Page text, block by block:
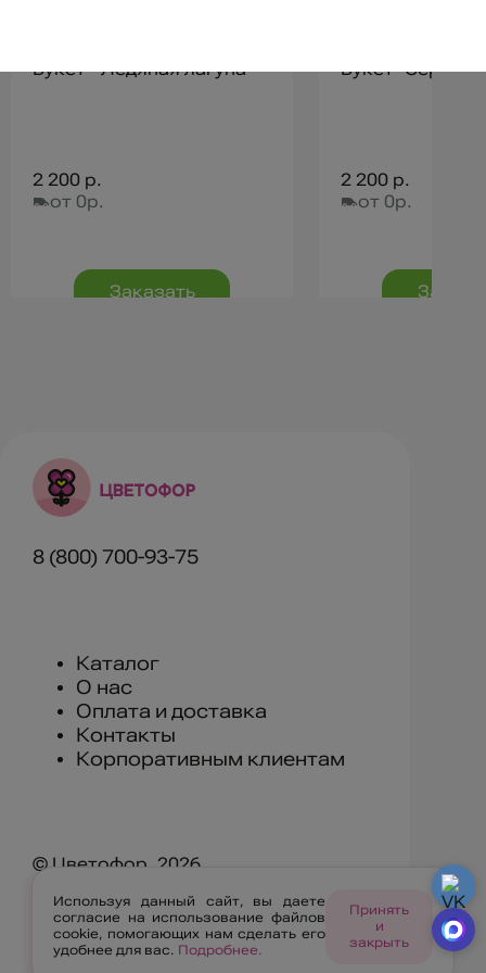
Букет " Ледяная лагуна"
2 200 р.
от 0р.
Заказать
Букет "Сердце
2 200 р.
от 0р.
8 (800) 700-93-75
Каталог
О нас
Оплата и доставка
Контакты
Корпоративным клиентам
© Цветофор, 2026
г. Улан-Удэ, ул. Геологическая 11А
Используя данный сайт, вы даете
согласие на использование файлов
cookie, помогающих нам сделать его
удобнее для вас. Подробнее.
Принять
и
закрыть